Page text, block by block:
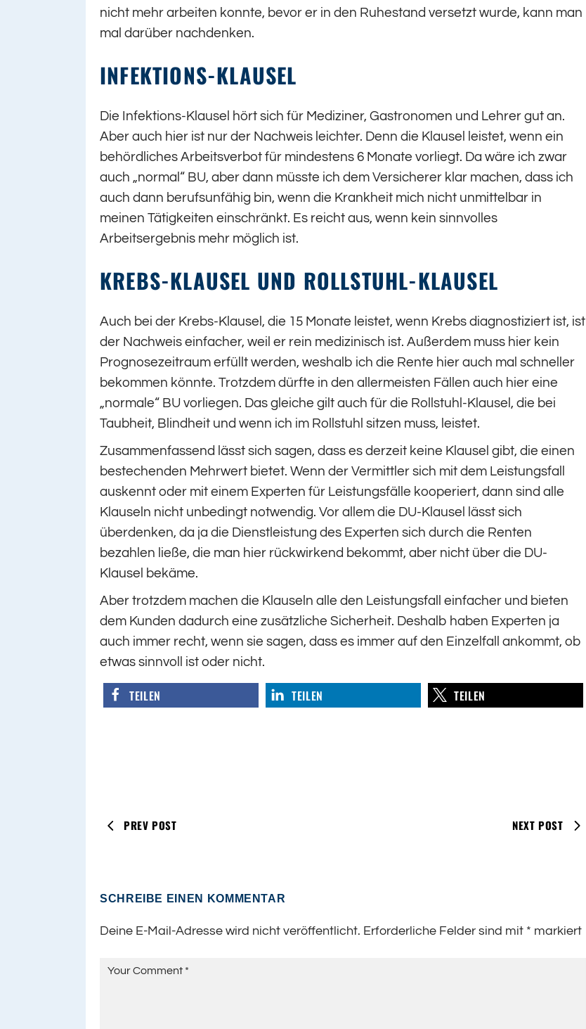
nicht mehr arbeiten konnte, bevor er in den Ruhestand versetzt wurde, kann man
mal darüber nachdenken.
INFEKTIONS-KLAUSEL
Die Infektions-Klausel hört sich für Mediziner, Gastronomen und Lehrer gut an.
Aber auch hier ist nur der Nachweis leichter. Denn die Klausel leistet, wenn ein
behördliches Arbeitsverbot für mindestens 6 Monate vorliegt. Da wäre ich zwar
auch „normal“ BU, aber dann müsste ich dem Versicherer klar machen, dass ich
auch dann berufsunfähig bin, wenn die Krankheit mich nicht unmittelbar in
meinen Tätigkeiten einschränkt. Es reicht aus, wenn kein sinnvolles
Arbeitsergebnis mehr möglich ist.
KREBS-KLAUSEL UND ROLLSTUHL-KLAUSEL
Auch bei der Krebs-Klausel, die 15 Monate leistet, wenn Krebs diagnostiziert ist, ist
der Nachweis einfacher, weil er rein medizinisch ist. Außerdem muss hier kein
Prognosezeitraum erfüllt werden, weshalb ich die Rente hier auch mal schneller
bekommen könnte. Trotzdem dürfte in den allermeisten Fällen auch hier eine
„normale“ BU vorliegen. Das gleiche gilt auch für die Rollstuhl-Klausel, die bei
Taubheit, Blindheit und wenn ich im Rollstuhl sitzen muss, leistet.
Zusammenfassend lässt sich sagen, dass es derzeit keine Klausel gibt, die einen
bestechenden Mehrwert bietet. Wenn der Vermittler sich mit dem Leistungsfall
auskennt oder mit einem Experten für Leistungsfälle kooperiert, dann sind alle
Klauseln nicht unbedingt notwendig. Vor allem die DU-Klausel lässt sich
überdenken, da ja die Dienstleistung des Experten sich durch die Renten
bezahlen ließe, die man hier rückwirkend bekommt, aber nicht über die DU-
Klausel bekäme.
Aber trotzdem machen die Klauseln alle den Leistungsfall einfacher und bieten
dem Kunden dadurch eine zusätzliche Sicherheit. Deshalb haben Experten ja
auch immer recht, wenn sie sagen, dass es immer auf den Einzelfall ankommt, ob
etwas sinnvoll ist oder nicht.
TEILEN TEILEN TEILEN
PREV POST NEXT POST
SCHREIBE EINEN KOMMENTAR
Deine E-Mail-Adresse wird nicht veröffentlicht. Erforderliche Felder sind mit * markiert